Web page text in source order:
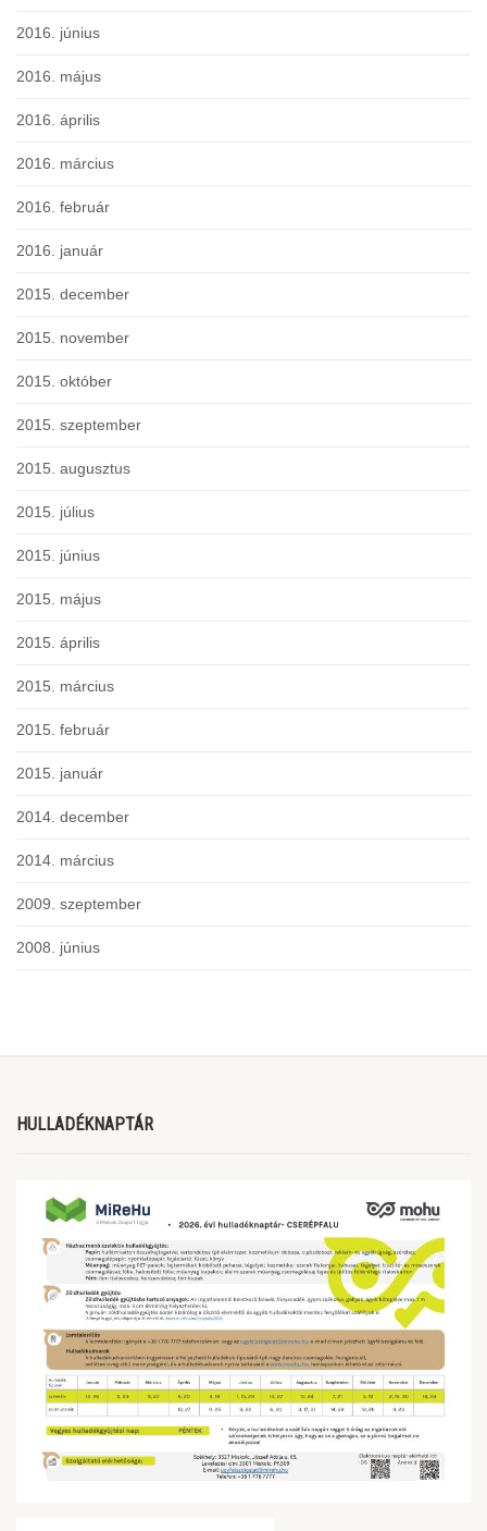
2016. június
2016. május
2016. április
2016. március
2016. február
2016. január
2015. december
2015. november
2015. október
2015. szeptember
2015. augusztus
2015. július
2015. június
2015. május
2015. április
2015. március
2015. február
2015. január
2014. december
2014. március
2009. szeptember
2008. június
HULLADÉKNAPTÁR